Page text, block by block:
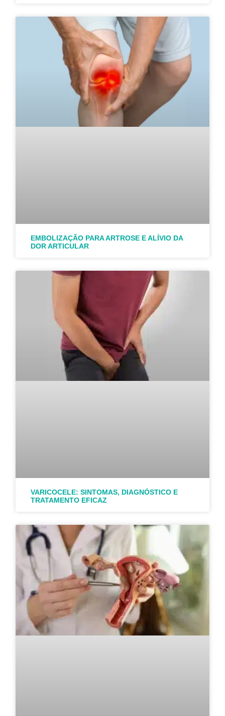
EMBOLIZAÇÃO PARA ARTROSE E ALÍVIO DA
DOR ARTICULAR
VARICOCELE: SINTOMAS, DIAGNÓSTICO E
TRATAMENTO EFICAZ